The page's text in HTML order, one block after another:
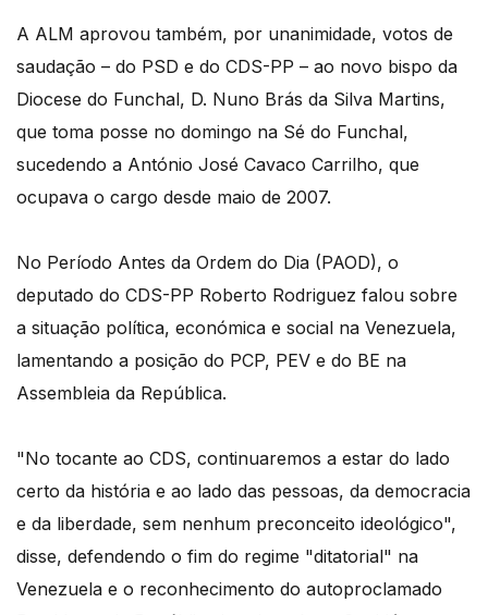
A ALM aprovou também, por unanimidade, votos de
saudação – do PSD e do CDS-PP – ao novo bispo da
Diocese do Funchal, D. Nuno Brás da Silva Martins,
que toma posse no domingo na Sé do Funchal,
sucedendo a António José Cavaco Carrilho, que
ocupava o cargo desde maio de 2007.
No Período Antes da Ordem do Dia (PAOD), o
deputado do CDS-PP Roberto Rodriguez falou sobre
a situação política, económica e social na Venezuela,
lamentando a posição do PCP, PEV e do BE na
Assembleia da República.
"No tocante ao CDS, continuaremos a estar do lado
certo da história e ao lado das pessoas, da democracia
e da liberdade, sem nenhum preconceito ideológico",
disse, defendendo o fim do regime "ditatorial" na
Venezuela e o reconhecimento do autoproclamado